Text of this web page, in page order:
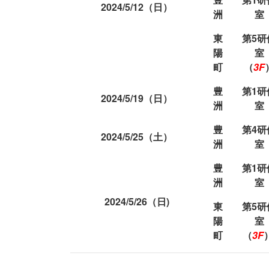
2024/5/12（日）
洲
室
東
陽
町
第5研
室
（3F
2024/5/19（日）
豊
洲
第1研
室
2024/5/25（土）
豊
洲
第4研
室
2024/5/26（日)
豊
洲
第1研
室
東
陽
町
第5研
室
（3F